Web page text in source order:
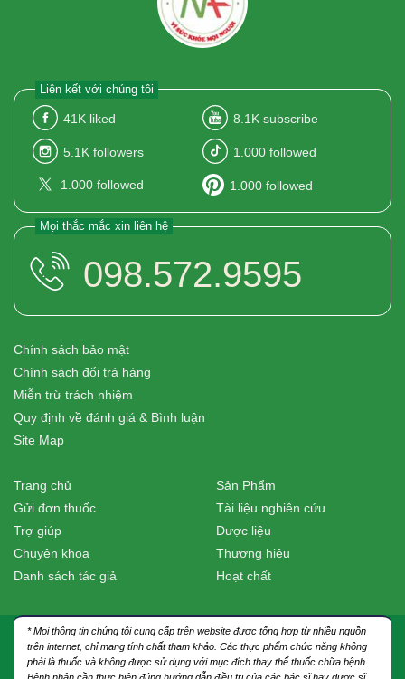
Liên kết với chúng tôi
41K liked 8.1K subscribe
5.1K followers 1.000 followed
1.000 followed 1.000 followed
Mọi thắc mắc xin liên hệ
098.572.9595
Chính sách bảo mật
Chính sách đổi trả hàng
Miễn trừ trách nhiệm
Quy định về đánh giá & Bình luận
Site Map
Trang chủ
Gửi đơn thuốc
Trợ giúp
Chuyên khoa
Danh sách tác giả
Sản Phẩm
Tài liệu nghiên cứu
Dược liệu
Thương hiệu
Hoạt chất
* Mọi thông tin chúng tôi cung cấp trên website được tổng hợp từ nhiều nguồn
trên internet, chỉ mang tính chất tham khảo. Các thực phẩm chức năng không
phải là thuốc và không được sử dụng với mục đích thay thế thuốc chữa bệnh.